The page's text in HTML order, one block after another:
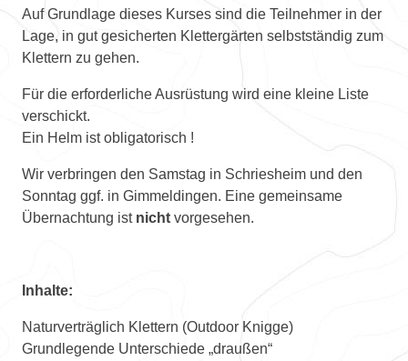
Auf Grundlage dieses Kurses sind die Teilnehmer in der
Lage, in gut gesicherten Klettergärten selbstständig zum
Klettern zu gehen.
Für die erforderliche Ausrüstung wird eine kleine Liste
verschickt.
Ein Helm ist obligatorisch !
Wir verbringen den Samstag in Schriesheim und den
Sonntag ggf. in Gimmeldingen. Eine gemeinsame
Übernachtung ist nichtvorgesehen.
Inhalte:
Naturverträglich Klettern (Outdoor Knigge)
Grundlegende Unterschiede „draußen“